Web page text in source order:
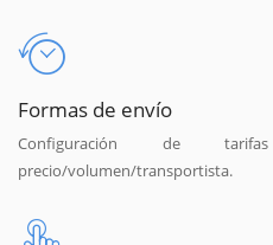
Formas de envío
Configuración de
precio/volumen/transportista.